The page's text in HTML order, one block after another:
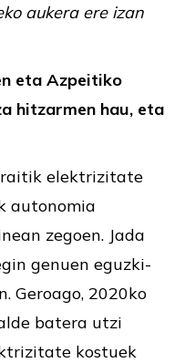
aukera ere izan
eta Azpeitiko
hitzarmen hau, eta
elektrizitate
autonomia
zegoen. Jada
genuen eguzki-
Geroago, 2020ko
batera utzi
kostuek